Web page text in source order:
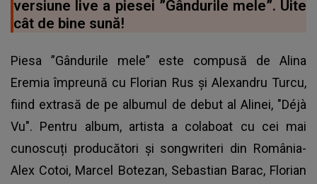
versiune live a piesei ”Gândurile mele”. Uite
cât de bine sună!
Piesa ”Gândurile mele” este compusă de Alina
Eremia împreună cu Florian Rus și Alexandru Turcu,
fiind extrasă de pe albumul de debut al Alinei, "Déjà
Vu". Pentru album, artista a colaboat cu cei mai
cunoscuți producători și songwriteri din România-
Alex Cotoi, Marcel Botezan, Sebastian Barac, Florian